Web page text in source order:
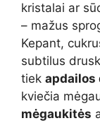
kristalai ar
– mažus
Kepant,
subtilus
tiek apdailos
kviečia
mėgaukitės